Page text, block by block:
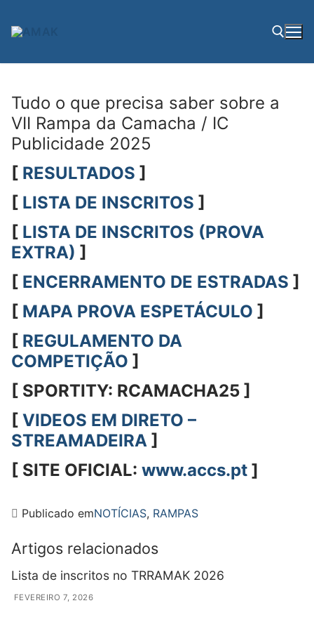
para
Tudo o que precisa saber sobre a
VII Rampa da Camacha / IC
Publicidade 2025
[ RESULTADOS ]
[ LISTA DE INSCRITOS ]
[ LISTA DE INSCRITOS (PROVA
EXTRA) ]
[ ENCERRAMENTO DE ESTRADAS ]
[ MAPA PROVA ESPETÁCULO ]
[ REGULAMENTO DA
COMPETIÇÃO ]
[ SPORTITY: RCAMACHA25 ]
[ VIDEOS EM DIRETO –
STREAMADEIRA ]
[ SITE OFICIAL: www.accs.pt ]
Publicado emNOTÍCIAS, RAMPAS
Artigos relacionados
Lista de inscritos no TRRAMAK 2026
FEVEREIRO 7, 2026